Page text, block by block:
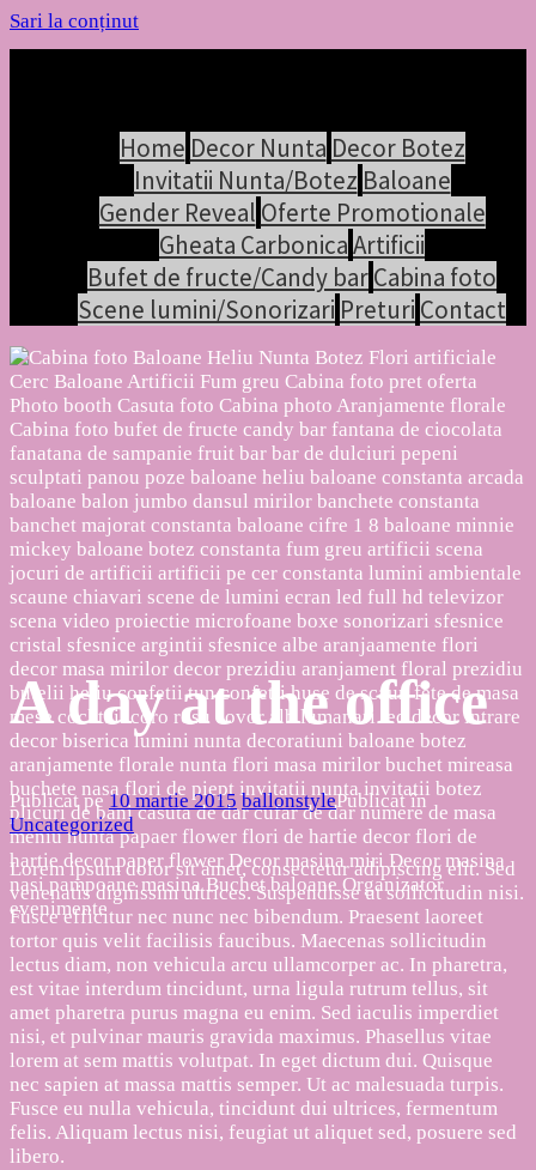
Sari la conținut
Home Decor Nunta Decor Botez
Invitatii Nunta/Botez Baloane
Gender Reveal Oferte Promotionale
Gheata CarbonicaArtificii
Bufet de fructe/Candy barCabina foto
Scene lumini/Sonorizari Preturi Contact
A day at the office
Publicat pe10 martie 2015 ballonstylePublicat în
Uncategorized
Lorem ipsum dolor sit amet, consectetur adipiscing elit. Sed
venenatis dignissim ultrices. Suspendisse ut sollicitudin nisi.
Fusce efficitur nec nunc nec bibendum. Praesent laoreet
tortor quis velit facilisis faucibus. Maecenas sollicitudin
lectus diam, non vehicula arcu ullamcorper ac. In pharetra,
est vitae interdum tincidunt, urna ligula rutrum tellus, sit
amet pharetra purus magna eu enim. Sed iaculis imperdiet
nisi, et pulvinar mauris gravida maximus. Phasellus vitae
lorem at sem mattis volutpat. In eget dictum dui. Quisque
nec sapien at massa mattis semper. Ut ac malesuada turpis.
Fusce eu nulla vehicula, tincidunt dui ultrices, fermentum
felis. Aliquam lectus nisi, feugiat ut aliquet sed, posuere sed
libero.